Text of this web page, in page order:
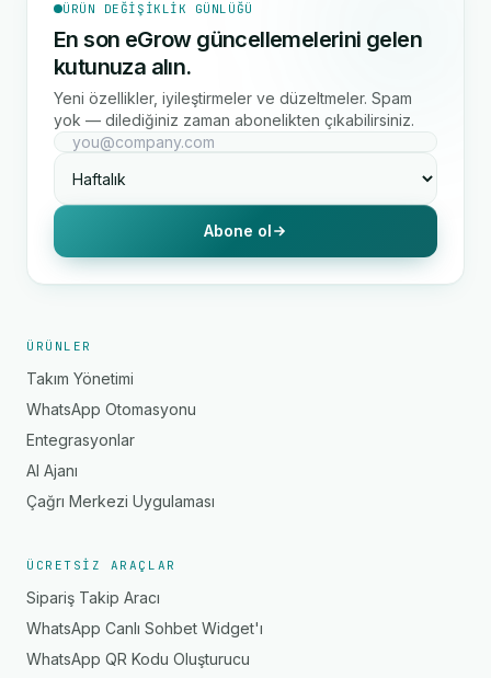
ÜRÜN DEĞIŞIKLIK GÜNLÜĞÜ
En son eGrow güncellemelerini gelen
kutunuza alın.
Yeni özellikler, iyileştirmeler ve düzeltmeler. Spam
yok — dilediğiniz zaman abonelikten çıkabilirsiniz.
Abone ol
ÜRÜNLER
Takım Yönetimi
WhatsApp Otomasyonu
Entegrasyonlar
AI Ajanı
Çağrı Merkezi Uygulaması
ÜCRETSIZ ARAÇLAR
Sipariş Takip Aracı
WhatsApp Canlı Sohbet Widget'ı
WhatsApp QR Kodu Oluşturucu